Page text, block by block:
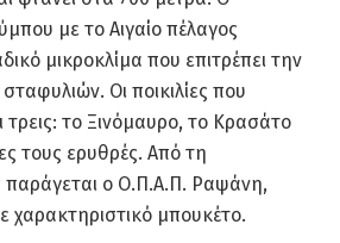
με το Αιγαίο πέλαγος
μικροκλίμα που επιτρέπει την
Οι ποικιλίες που
τρεις: το Ξινόμαυρο, το Κρασάτο
τους ερυθρές. Από τη
παράγεται ο Ο.Π.Α.Π. Ραψάνη,
χαρακτηριστικό μπουκέτο.